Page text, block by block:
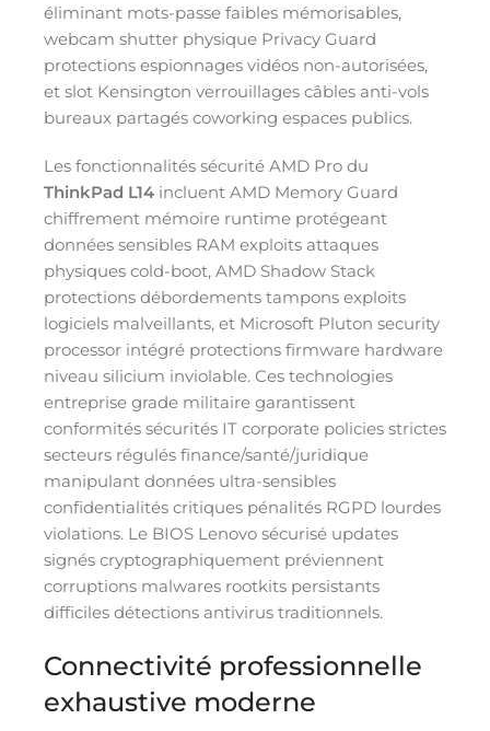
éliminant mots-passe faibles mémorisables,
webcam shutter physique Privacy Guard
protections espionnages vidéos non-autorisées,
et slot Kensington verrouillages câbles anti-vols
bureaux partagés coworking espaces publics.
Les fonctionnalités sécurité AMD Pro du
ThinkPad L14 incluent AMD Memory Guard
chiffrement mémoire runtime protégeant
données sensibles RAM exploits attaques
physiques cold-boot, AMD Shadow Stack
protections débordements tampons exploits
logiciels malveillants, et Microsoft Pluton security
processor intégré protections firmware hardware
niveau silicium inviolable. Ces technologies
entreprise grade militaire garantissent
conformités sécurités IT corporate policies strictes
secteurs régulés finance/santé/juridique
manipulant données ultra-sensibles
confidentialités critiques pénalités RGPD lourdes
violations. Le BIOS Lenovo sécurisé updates
signés cryptographiquement préviennent
corruptions malwares rootkits persistants
difficiles détections antivirus traditionnels.
Connectivité professionnelle
exhaustive moderne